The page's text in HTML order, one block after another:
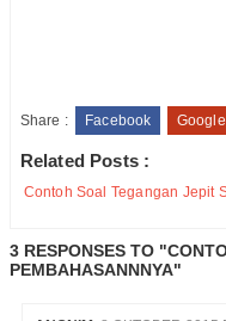
Share : Facebook
Related Posts :
Contoh Soal Tegangan Jepit
3 RESPONSES TO
PEMBAHASANNNYA"